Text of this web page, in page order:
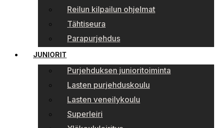
Reilun kilpailun ohjelmat
Tähtiseura
Parapurjehdus
JUNIORIT
Purjehduksen junioritoiminta
Lasten purjehduskoulu
Lasten veneilykoulu
Superleiri